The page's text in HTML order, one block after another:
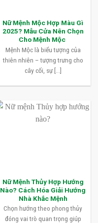
Nữ Mệnh Mộc Hợp Màu Gì
2025? Mẫu Cửa Nên Chọn
Cho Mệnh Mộc
Mệnh Mộc là biểu tượng của
thiên nhiên – tượng trưng cho
cây cối, sự [...]
Nữ Mệnh Thủy Hợp Hướng
Nào? Cách Hóa Giải Hướng
Nhà Khắc Mệnh
Chọn hướng theo phong thủy
đóng vai trò quan trọng giúp